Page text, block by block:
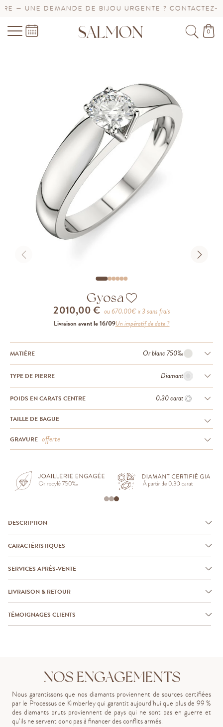
— UNE DEMANDE DE BIJOU URGENTE ? CONTACTEZ-
0
Gyosa
2 010,00 € ou670.00€ x 3 sans frais
Livraison avant le 16/09Un impératif de date ?
MATIÈRE Or blanc 750‰
TYPE DE PIERRE Diamant
POIDS EN CARATS CENTRE 0.30 carat
TAILLE DE BAGUE
GRAVURE offerte
DESCRIPTION
CARACTÉRISTIQUES
SERVICES APRÈS-VENTE
LIVRAISON & RETOUR
TÉMOIGNAGES CLIENTS
NOS ENGAGEMENTS
Nous garantissons que nos diamants proviennent de sources certifiées
par le Processus de Kimberley qui garantit aujourd’hui que plus de 99 %
des diamants bruts proviennent de pays qui ne sont pas en guerre et
qu’ils ne servent donc pas à financer des conflits armés.